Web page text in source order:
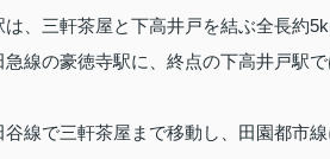
、三軒茶屋と下高井戸を結ぶ全長約
線の豪徳寺駅に、終点の下高井戸駅
谷線で三軒茶屋まで移動し、田園都市